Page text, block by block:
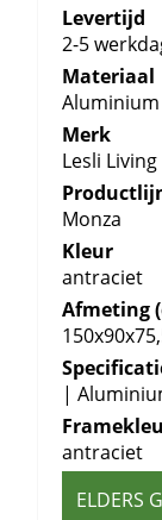
Levertijd
2-5
Materiaal
Aluminium
Merk
Lesli Living
Monza
Kleur
antraciet
Afmeting
|
antraciet
ELDERS